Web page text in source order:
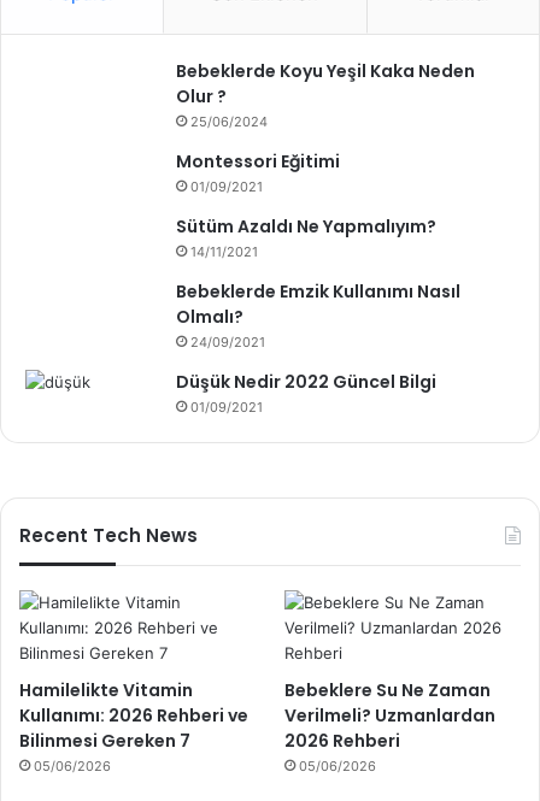
Bebeklerde Koyu Yeşil Kaka Neden
Olur ?
25/06/2024
Montessori Eğitimi
01/09/2021
Sütüm Azaldı Ne Yapmalıyım?
14/11/2021
Bebeklerde Emzik Kullanımı Nasıl
Olmalı?
24/09/2021
Düşük Nedir 2022 Güncel Bilgi
01/09/2021
Recent Tech News
Hamilelikte Vitamin
Kullanımı: 2026 Rehberi ve
Bilinmesi Gereken 7
05/06/2026
Bebeklere Su Ne Zaman
Verilmeli? Uzmanlardan
2026 Rehberi
05/06/2026